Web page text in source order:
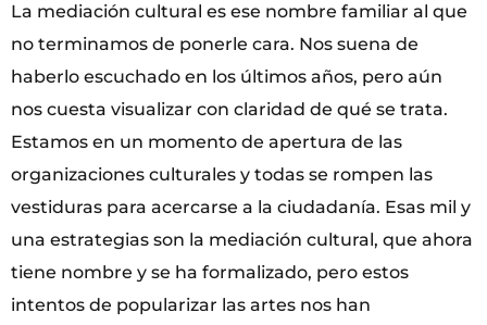
La mediación cultural es ese nombre familiar al que
no terminamos de ponerle cara. Nos suena de
haberlo escuchado en los últimos años, pero aún
nos cuesta visualizar con claridad de qué se trata.
Estamos en un momento de apertura de las
organizaciones culturales y todas se rompen las
vestiduras para acercarse a la ciudadanía. Esas mil y
una estrategias son la mediación cultural, que ahora
tiene nombre y se ha formalizado, pero estos
intentos de popularizar las artes nos han